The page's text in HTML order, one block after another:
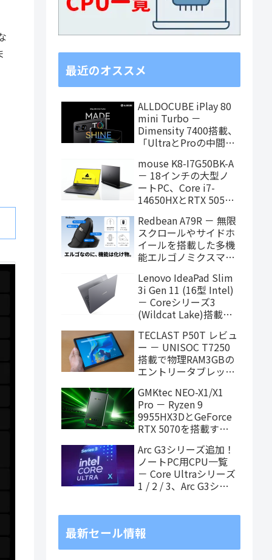
最近のオススメ
ALLDOCUBE iPlay 80
mini Turbo －
Dimensity 7400搭載、
「UltraとProの中間ス
タブレット、発売記念
価格は29,999円！
mouse K8-I7G50BK-A
－ 18インチの大型ノ
ートPC、Core i7-
14650HXとRTX 5050
エイティブも快適にこ
なせます
Redbean A79R － 無限
スクロールやサイドホ
イールを搭載した多機
能エルゴノミクスマウ
ィング中
Lenovo IdeaPad Slim
3i Gen 11 (16型 Intel)
－ Coreシリーズ3
(Wildcat Lake)搭載の
ノート
TECLAST P50T レビュ
ー － UNISOC T7250
搭載で物理RAM3GBの
エントリータブレッ
らアリ
GMKtec NEO-X1/X1
Pro － Ryzen 9
9955HX3DとGeForce
RTX 5070を搭載する
Desktop)」PCが近日
発売
Arc G3シリーズ追加！
ノートPC用CPU一覧
－ Core Ultraシリーズ
1 / 2 / 3、Arc G3シリ
最新セール情報